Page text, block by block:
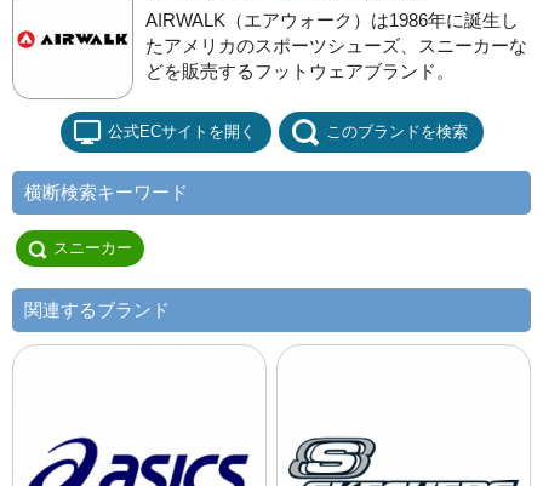
AIRWALK（エアウォーク）は1986年に誕生し
たアメリカのスポーツシューズ、スニーカーな
どを販売するフットウェアブランド。
公式ECサイトを開く このブランドを検索
横断検索キーワード
スニーカー
関連するブランド